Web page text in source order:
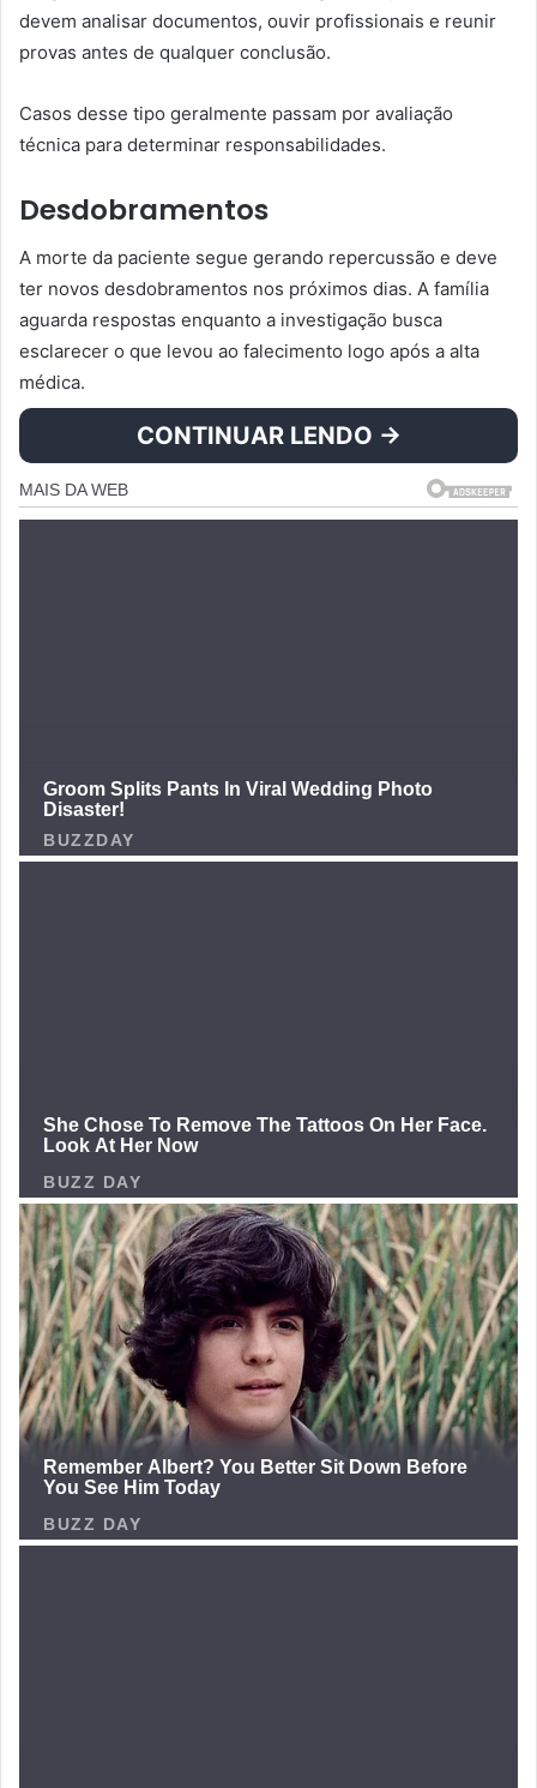
devem analisar documentos, ouvir profissionais e reunir
provas antes de qualquer conclusão.
Casos desse tipo geralmente passam por avaliação
técnica para determinar responsabilidades.
Desdobramentos
A morte da paciente segue gerando repercussão e deve
ter novos desdobramentos nos próximos dias. A família
aguarda respostas enquanto a investigação busca
esclarecer o que levou ao falecimento logo após a alta
médica.
CONTINUAR LENDO →